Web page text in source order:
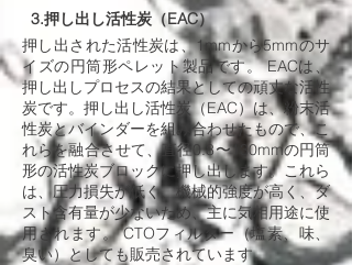
3.押し出し活性炭（EAC）
押し出された活性炭は、1mmから5mmのサ
イズの円筒形ペレット製品です。 EACは、
押し出しプロセスの結果としての頑丈な活性
炭です。押し出し活性炭（EAC）は、粉末活
性炭とバインダーを組み合わせたもので、こ
れらを融合させて、直径0.8〜130mmの円筒
形の活性炭ブロックに押し出します。これら
は、圧力損失が低く、機械的強度が高く、ダ
スト含有量が少ないため、主に気相用途に使
用されます。 CTOフィルター（塩素、味、
臭い）としても販売されています。